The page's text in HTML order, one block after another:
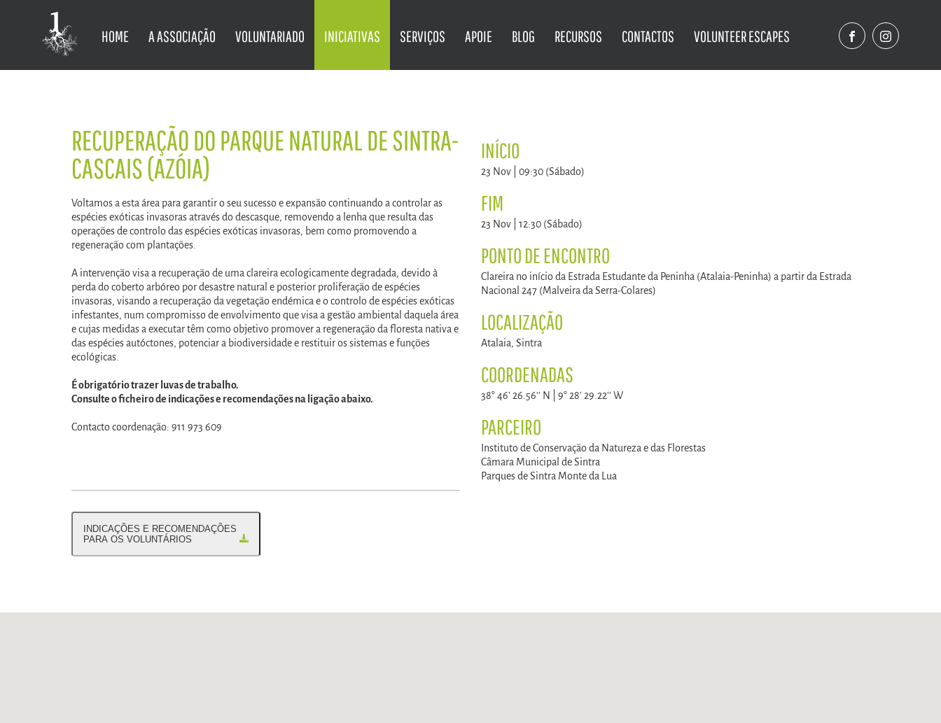
HOME A ASSOCIAÇÃO VOLUNTARIADO INICIATIVAS SERVIÇOS APOIE BLOG RECURSOS CONTACTOS VOLUNTEER ESCAPES
RECUPERAÇÃO DO PARQUE NATURAL DE SINTRA-
CASCAIS (AZÓIA)
Voltamos a esta área para garantir o seu sucesso e expansão continuando a controlar as
espécies exóticas invasoras através do descasque, removendo a lenha que resulta das
operações de controlo das espécies exóticas invasoras, bem como promovendo a
regeneração com plantações.
A intervenção visa a recuperação de uma clareira ecologicamente degradada, devido à
perda do coberto arbóreo por desastre natural e posterior proliferação de espécies
invasoras, visando a recuperação da vegetação endémica e o controlo de espécies exóticas
infestantes, num compromisso de envolvimento que visa a gestão ambiental daquela área
e cujas medidas a executar têm como objetivo promover a regeneração da floresta nativa e
das espécies autóctones, potenciar a biodiversidade e restituir os sistemas e funções
ecológicas.
É obrigatório trazer luvas de trabalho.
Consulte o ficheiro de indicações e recomendações na ligação abaixo.
Contacto coordenação: 911 973 609
INDICAÇÕES E RECOMENDAÇÕES
PARA OS VOLUNTÁRIOS
INÍCIO
23 Nov | 09:30 (Sábado)
FIM
23 Nov | 12:30 (Sábado)
PONTO DE ENCONTRO
Clareira no início da Estrada Estudante da Peninha (Atalaia-Peninha) a partir da Estrada
Nacional 247 (Malveira da Serra-Colares)
LOCALIZAÇÃO
Atalaia, Sintra
COORDENADAS
38° 46' 26.56'' N | 9° 28' 29.22'' W
PARCEIRO
Instituto de Conservação da Natureza e das Florestas
Câmara Municipal de Sintra
Parques de Sintra Monte da Lua